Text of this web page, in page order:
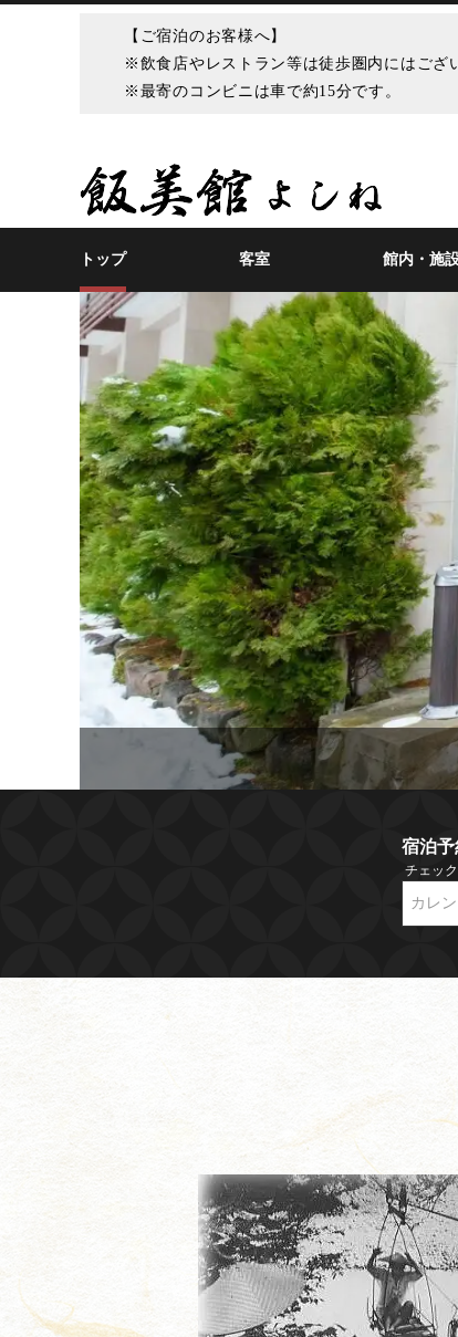
【ご宿泊のお客様へ】
※飲食店やレストラン等は徒歩圏内にはござ
※最寄のコンビニは車で約15分です。
トップ 客室 館内・施
宿泊予
チェッ
カレ